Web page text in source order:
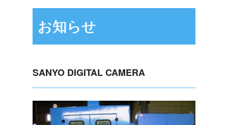
お知らせ
SANYO DIGITAL CAMERA